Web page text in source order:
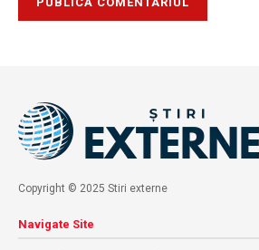
Copyright © 2025 Stiri externe
Navigate Site